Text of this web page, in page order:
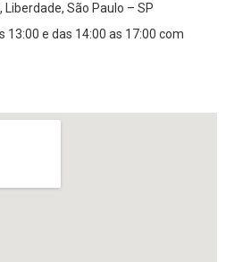
Liberdade, São Paulo – SP
13:00 e das 14:00 as 17:00 com